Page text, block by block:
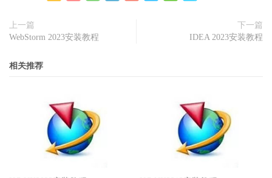
上一篇
WebStorm 2023安装教程
下一篇
IDEA 2023安装教程
相关推荐